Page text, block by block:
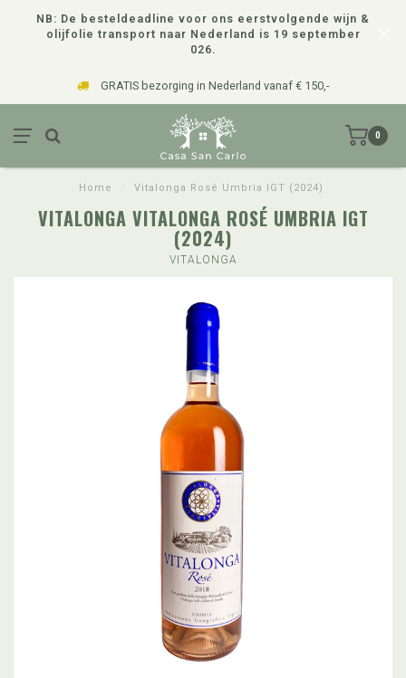
NB: De besteldeadline voor ons eerstvolgende wijn &
olijfolie transport naar Nederland is 19 september
026.
GRATIS bezorging in Nederland vanaf € 150,-
0
Home Vitalonga Rosé Umbria IGT (2024)
VITALONGA VITALONGA ROSÉ UMBRIA IGT
(2024)
VITALONGA